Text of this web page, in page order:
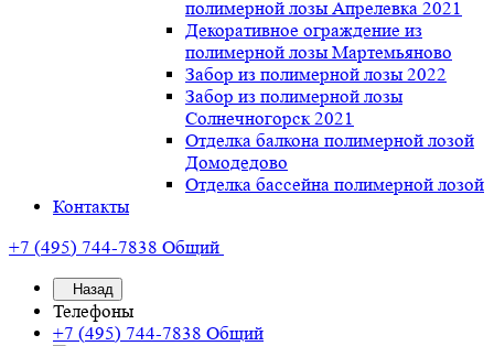
полимерной лозы Апрелевка 2021
Декоративное ограждение из
полимерной лозы Мартемьяново
Забор из полимерной лозы 2022
Забор из полимерной лозы
Солнечногорск 2021
Отделка балкона полимерной лозой
Домодедово
Отделка бассейна полимерной лозой
Контакты
+7 (495) 744-7838 Общий
Назад
Телефоны
+7 (495) 744-7838 Общий